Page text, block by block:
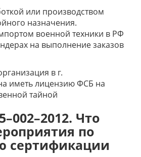
или производством
назначения.
военной техники в РФ
на выполнение заказов
в г.
иметь лицензию ФСБ на
тайной
Что
по
сертификации